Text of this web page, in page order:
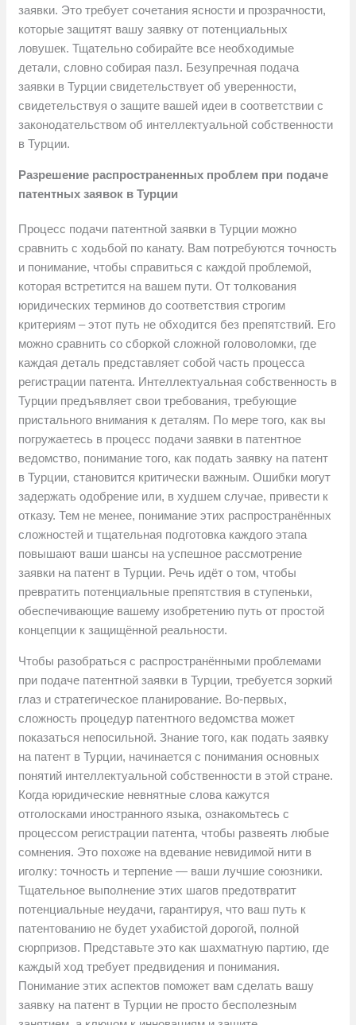
заявки. Это требует сочетания ясности и прозрачности,
которые защитят вашу заявку от потенциальных
ловушек. Тщательно собирайте все необходимые
детали, словно собирая пазл. Безупречная подача
заявки в Турции свидетельствует об уверенности,
свидетельствуя о защите вашей идеи в соответствии с
законодательством об интеллектуальной собственности
в Турции.
Разрешение распространенных проблем при подаче
патентных заявок в Турции
Процесс подачи патентной заявки в Турции можно
сравнить с ходьбой по канату. Вам потребуются точность
и понимание, чтобы справиться с каждой проблемой,
которая встретится на вашем пути. От толкования
юридических терминов до соответствия строгим
критериям – этот путь не обходится без препятствий. Его
можно сравнить со сборкой сложной головоломки, где
каждая деталь представляет собой часть процесса
регистрации патента. Интеллектуальная собственность в
Турции предъявляет свои требования, требующие
пристального внимания к деталям. По мере того, как вы
погружаетесь в процесс подачи заявки в патентное
ведомство, понимание того, как подать заявку на патент
в Турции, становится критически важным. Ошибки могут
задержать одобрение или, в худшем случае, привести к
отказу. Тем не менее, понимание этих распространённых
сложностей и тщательная подготовка каждого этапа
повышают ваши шансы на успешное рассмотрение
заявки на патент в Турции. Речь идёт о том, чтобы
превратить потенциальные препятствия в ступеньки,
обеспечивающие вашему изобретению путь от простой
концепции к защищённой реальности.
Чтобы разобраться с распространёнными проблемами
при подаче патентной заявки в Турции, требуется зоркий
глаз и стратегическое планирование. Во-первых,
сложность процедур патентного ведомства может
показаться непосильной. Знание того, как подать заявку
на патент в Турции, начинается с понимания основных
понятий интеллектуальной собственности в этой стране.
Когда юридические невнятные слова кажутся
отголосками иностранного языка, ознакомьтесь с
процессом регистрации патента, чтобы развеять любые
сомнения. Это похоже на вдевание невидимой нити в
иголку: точность и терпение — ваши лучшие союзники.
Тщательное выполнение этих шагов предотвратит
потенциальные неудачи, гарантируя, что ваш путь к
патентованию не будет ухабистой дорогой, полной
сюрпризов. Представьте это как шахматную партию, где
каждый ход требует предвидения и понимания.
Понимание этих аспектов поможет вам сделать вашу
заявку на патент в Турции не просто бесполезным